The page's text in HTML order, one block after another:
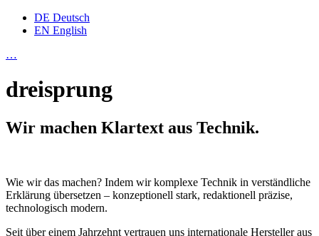
DE Deutsch
EN English
…
dreisprung
Wir machen Klartext aus Technik.
Wie wir das machen? Indem wir komplexe Technik in verständliche
Erklärung übersetzen – konzeptionell stark, redaktionell präzise,
technologisch modern.
Seit über einem Jahrzehnt vertrauen uns internationale Hersteller aus